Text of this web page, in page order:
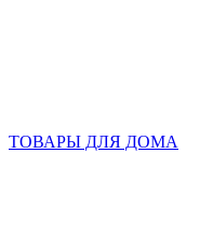
ТОВАРЫ ДЛЯ ДОМА